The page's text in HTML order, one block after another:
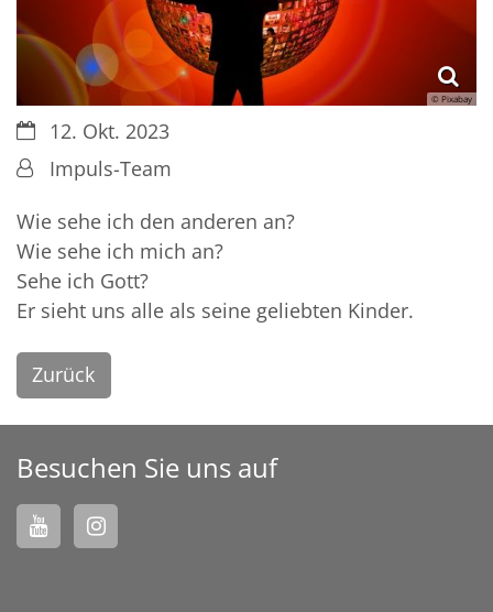
© Pixabay
Datum:12. Okt. 2023
Von:Impuls-Team
Wie sehe ich den anderen an?
Wie sehe ich mich an?
Sehe ich Gott?
Er sieht uns alle als seine geliebten Kinder.
Zurück
Besuchen Sie uns auf